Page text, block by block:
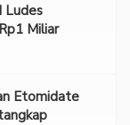
Ludes
Miliar
Etomidate